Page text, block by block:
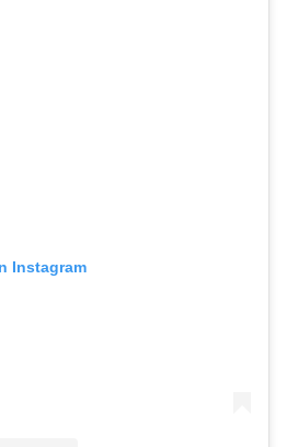
Instagram